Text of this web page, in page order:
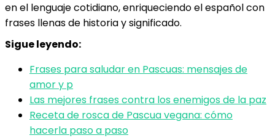
en el lenguaje cotidiano, enriqueciendo el español con
frases llenas de historia y significado.
Sigue leyendo:
Frases para saludar en Pascuas: mensajes de
amor y p
Las mejores frases contra los enemigos de la paz
Receta de rosca de Pascua vegana: cómo
hacerla paso a paso